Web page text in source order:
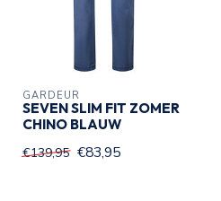
GARDEUR
SEVEN SLIM FIT ZOMER
CHINO BLAUW
€139,95 €83,95